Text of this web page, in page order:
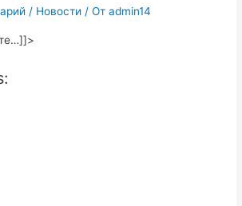
/ Новости / От admin14